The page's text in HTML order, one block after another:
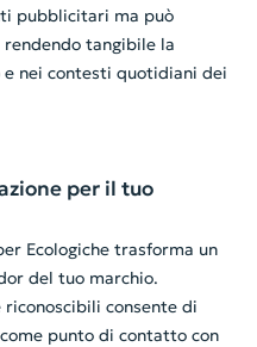
pubblicitari ma può
tangibile la
nei contesti quotidiani dei
per il tuo
Ecologiche trasforma un
del tuo marchio.
consente di
punto di contatto con